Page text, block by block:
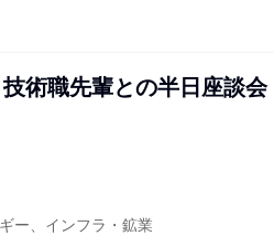
術職先輩との半日座談会
ー、インフラ・鉱業